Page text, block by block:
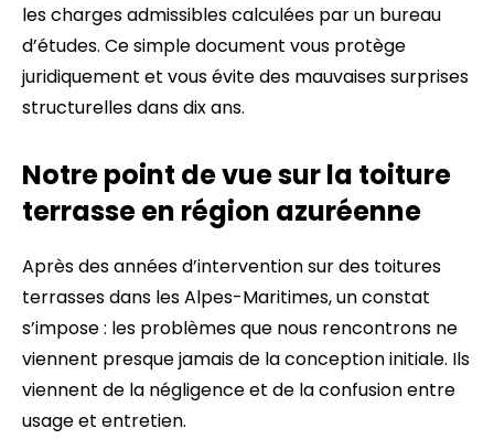
les charges admissibles calculées par un bureau
d’études. Ce simple document vous protège
juridiquement et vous évite des mauvaises surprises
structurelles dans dix ans.
Notre point de vue sur la toiture
terrasse en région azuréenne
Après des années d’intervention sur des toitures
terrasses dans les Alpes-Maritimes, un constat
s’impose : les problèmes que nous rencontrons ne
viennent presque jamais de la conception initiale. Ils
viennent de la négligence et de la confusion entre
usage et entretien.